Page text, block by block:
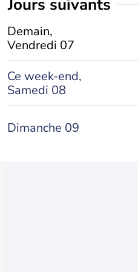
jours suivants
Demain,
Vendredi 07
Ce week-end,
Samedi 08
Dimanche 09